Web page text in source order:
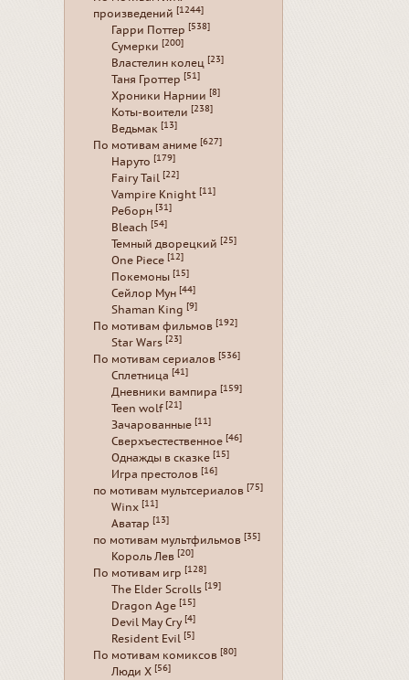
произведений [1244]
Гарри Поттер [538]
Сумерки [200]
Властелин колец [23]
Таня Гроттер [51]
Хроники Нарнии [8]
Коты-воители [238]
Ведьмак [13]
По мотивам аниме [627]
Наруто [179]
Fairy Tail [22]
Vampire Knight [11]
Реборн [31]
Bleach [54]
Темный дворецкий [25]
One Piece [12]
Покемоны [15]
Сейлор Мун [44]
Shaman King [9]
По мотивам фильмов [192]
Star Wars [23]
По мотивам сериалов [536]
Сплетница [41]
Дневники вампира [159]
Teen wolf [21]
Зачарованные [11]
Сверхъестественное [46]
Однажды в сказке [15]
Игра престолов [16]
по мотивам мультсериалов [75]
Winx [11]
Аватар [13]
по мотивам мультфильмов [35]
Король Лев [20]
По мотивам игр [128]
The Elder Scrolls [19]
Dragon Age [15]
Devil May Cry [4]
Resident Evil [5]
По мотивам комиксов [80]
Люди Х [56]